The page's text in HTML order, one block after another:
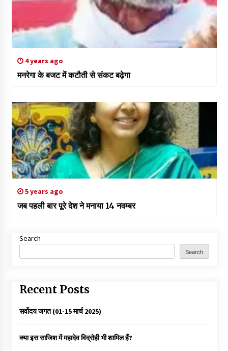
4 years ago
मनरेगा के बजट में कटौती से संकट बढ़ेगा
5 years ago
जब पहली बार पूरे देश ने मनाया 14 नवम्बर
Search
Search
Recent Posts
सर्वोदय जगत (01-15 मार्च 2025)
क्या इस साजिश में महादेव विद्रोही भी शामिल हैं?